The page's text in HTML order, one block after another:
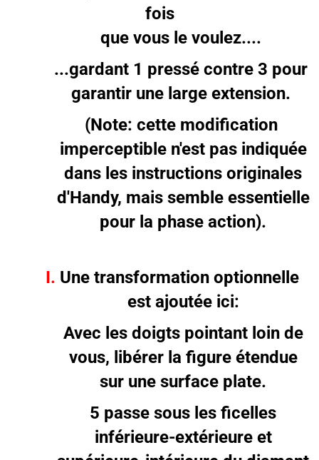
fois
que vous le voulez....
...gardant 1 pressé contre 3 pour
garantir une large extension.
(Note: cette modification
imperceptible n'est pas indiquée
dans les instructions originales
d'Handy, mais semble essentielle
pour la phase action).
I. Une transformation optionnelle
est ajoutée ici:
Avec les doigts pointant loin de
vous, libérer la figure étendue
sur une surface plate.
5 passe sous les ficelles
inférieure-extérieure et